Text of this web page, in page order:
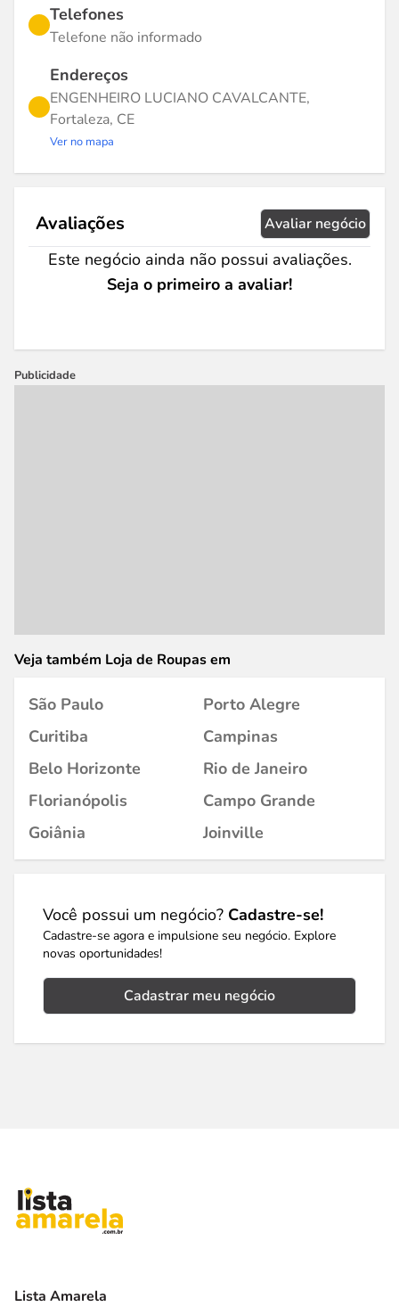
Telefones
Telefone não informado
Endereços
ENGENHEIRO LUCIANO CAVALCANTE,
Fortaleza, CE
Ver no mapa
Avaliações Avaliar negócio
Este negócio ainda não possui avaliações.
Seja o primeiro a avaliar!
Publicidade
Veja também Loja de Roupas em
São Paulo
Porto Alegre
Curitiba
Campinas
Belo Horizonte
Rio de Janeiro
Florianópolis
Campo Grande
Goiânia
Joinville
Você possui um negócio? Cadastre-se!
Cadastre-se agora e impulsione seu negócio. Explore
novas oportunidades!
Cadastrar meu negócio
Lista Amarela